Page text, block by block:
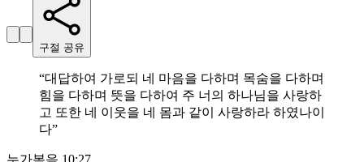
구절 공유
“대답하여 가로되 네 마음을 다하며 목숨을 다하며
힘을 다하며 뜻을 다하여 주 너의 하나님을 사랑하
고 또한 네 이웃을 네 몸과 같이 사랑하라 하였나이
다”